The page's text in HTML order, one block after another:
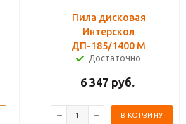
Пила дисковая
Интерскол
ДП-185/1400 М
Достаточно
6 347руб.
В КОРЗИНУ